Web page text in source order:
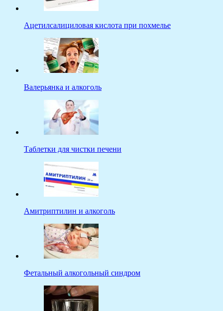
Ацетилсалициловая кислота при похмелье
Валерьянка и алкоголь
Таблетки для чистки печени
Амитриптилин и алкоголь
Фетальный алкогольный синдром